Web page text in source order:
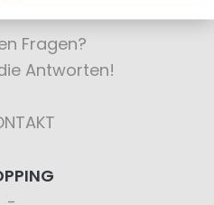
Fragen?
Antworten!